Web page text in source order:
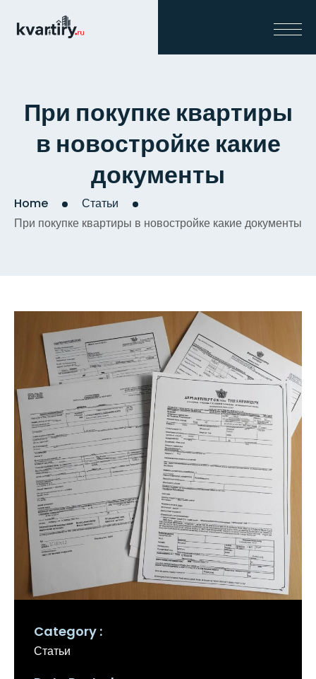
При покупке квартиры
в новостройке какие
документы
Home
Статьи
При покупке квартиры в новостройке какие документы
Category
Статьи